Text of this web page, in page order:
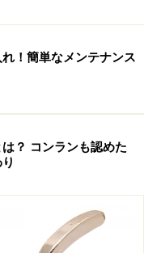
！簡単なメンテナンス
？ コンランも認めた